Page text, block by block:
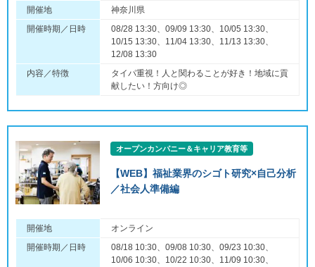
開催地
神奈川県
開催時期／日時
08/28 13:30、09/09 13:30、10/05 13:30、
10/15 13:30、11/04 13:30、11/13 13:30、
12/08 13:30
内容／特徴
タイパ重視！人と関わることが好き！地域に貢
献したい！方向け◎
オープンカンパニー＆キャリア教育等
【WEB】福祉業界のシゴト研究×自己分析
／社会人準備編
開催地
オンライン
開催時期／日時
08/18 10:30、09/08 10:30、09/23 10:30、
10/06 10:30、10/22 10:30、11/09 10:30、